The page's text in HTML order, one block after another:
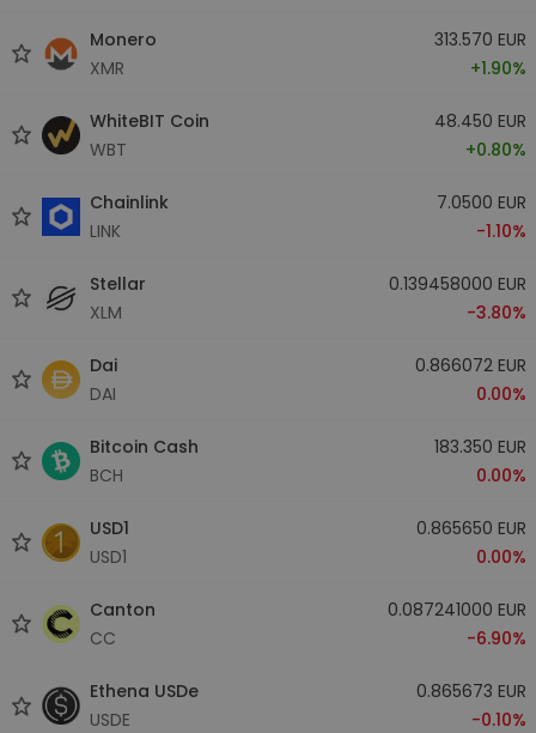
Monero
XMR
313.570 EUR
+1.90%
WhiteBIT Coin
WBT
48.450 EUR
+0.80%
Chainlink
LINK
7.0500 EUR
-1.10%
Stellar
XLM
0.139458000 EUR
-3.80%
Dai
DAI
0.866072 EUR
0.00%
Bitcoin Cash
BCH
183.350 EUR
0.00%
USD1
USD1
0.865650 EUR
0.00%
Canton
CC
0.087241000 EUR
-6.90%
Ethena USDe
USDE
0.865673 EUR
-0.10%